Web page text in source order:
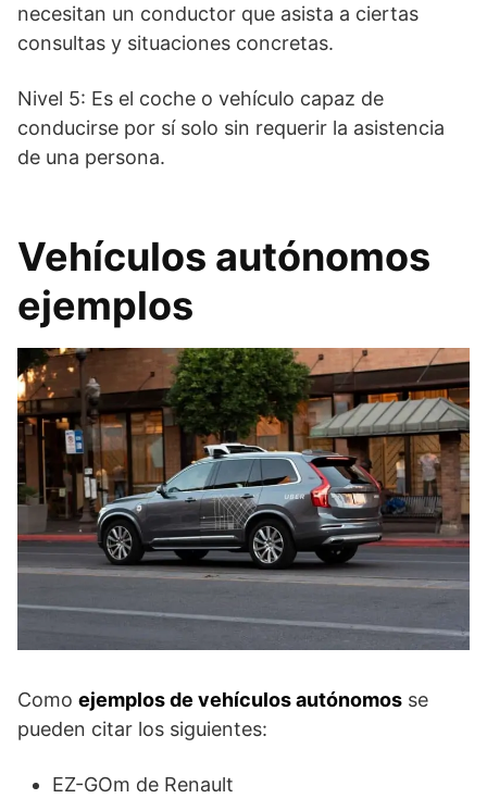
necesitan un conductor que asista a ciertas
consultas y situaciones concretas.
Nivel 5: Es el coche o vehículo capaz de
conducirse por sí solo sin requerir la asistencia
de una persona.
Vehículos autónomos
ejemplos
Como ejemplos de vehículos autónomos se
pueden citar los siguientes:
EZ-GOm de Renault